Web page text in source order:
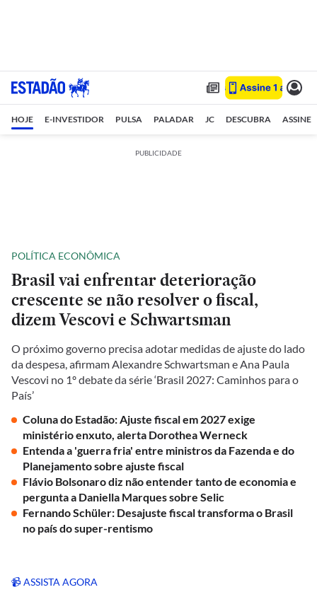
HOJE E-INVESTIDOR PULSA PALADAR JC DESCUBRA ASSINE
PUBLICIDADE
POLÍTICA ECONÔMICA
Brasil vai enfrentar deterioração
crescente se não resolver o fiscal,
dizem Vescovi e Schwartsman
O próximo governo precisa adotar medidas de ajuste do lado
da despesa, afirmam Alexandre Schwartsman e Ana Paula
Vescovi no 1º debate da série ‘Brasil 2027: Caminhos para o
País’
Coluna do Estadão: Ajuste fiscal em 2027 exige
ministério enxuto, alerta Dorothea Werneck
Entenda a 'guerra fria' entre ministros da Fazenda e do
Planejamento sobre ajuste fiscal
Flávio Bolsonaro diz não entender tanto de economia e
pergunta a Daniella Marques sobre Selic
Fernando Schüler: Desajuste fiscal transforma o Brasil
no país do super-rentismo
📹 ASSISTA AGORA